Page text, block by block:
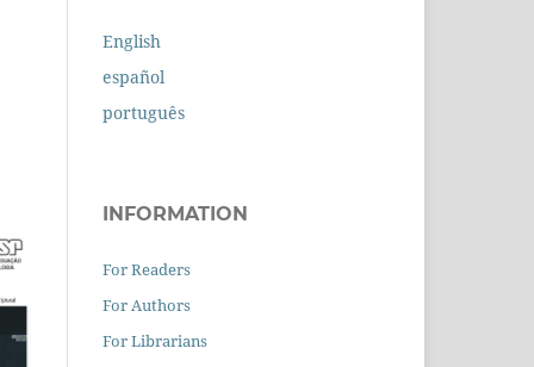
English
español
português
INFORMATION
For Readers
For Authors
For Librarians